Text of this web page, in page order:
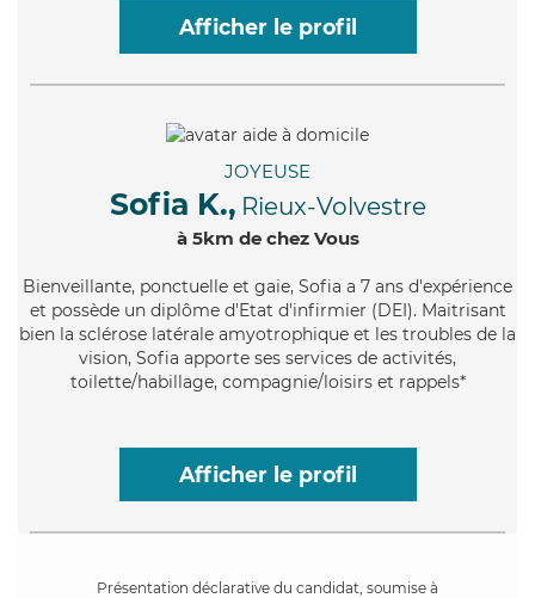
Afficher le profil
JOYEUSE
Sofia K., Rieux-Volvestre
à 5km de chez Vous
Bienveillante, ponctuelle et gaie, Sofia a 7 ans d'expérience
et possède un diplôme d'Etat d'infirmier (DEI). Maitrisant
bien la sclérose latérale amyotrophique et les troubles de la
vision, Sofia apporte ses services de activités,
toilette/habillage, compagnie/loisirs et rappels*
Afficher le profil
Présentation déclarative du candidat, soumise à